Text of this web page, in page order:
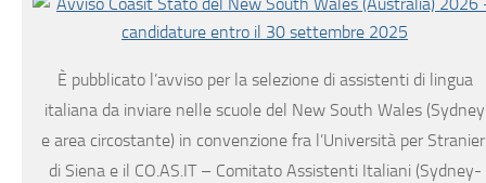
È pubblicato l’avviso per la selezione di assistenti di lingua
italiana da inviare nelle scuole del New South Wales (Sydney
e area circostante) in convenzione fra l’Università per
di Siena e il CO.AS.IT – Comitato Assistenti Italiani (Sydney-